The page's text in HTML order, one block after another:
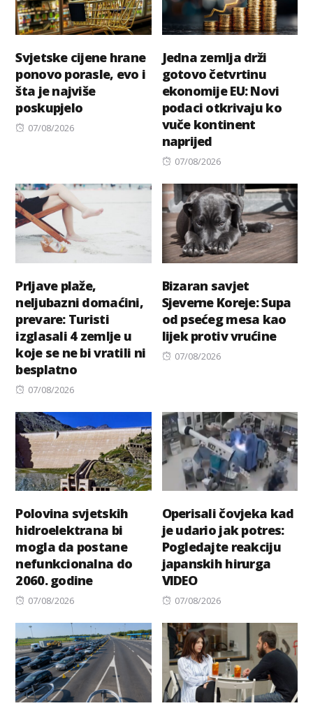
Svjetske cijene hrane
ponovo porasle, evo i
šta je najviše
poskupjelo
Posted
07/08/2026
Jedna zemlja drži
gotovo četvrtinu
ekonomije EU: Novi
podaci otkrivaju ko
vuče kontinent
naprijed
Posted
07/08/2026
Prljave plaže,
neljubazni domaćini,
prevare: Turisti
izglasali 4 zemlje u
koje se ne bi vratili ni
besplatno
Posted
07/08/2026
Bizaran savjet
Sjeverne Koreje: Supa
od psećeg mesa kao
lijek protiv vrućine
Posted
07/08/2026
Polovina svjetskih
hidroelektrana bi
mogla da postane
nefunkcionalna do
2060. godine
Posted
07/08/2026
Operisali čovjeka kad
je udario jak potres:
Pogledajte reakciju
japanskih hirurga
VIDEO
Posted
07/08/2026